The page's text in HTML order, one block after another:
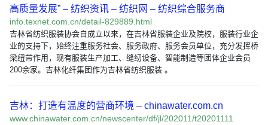
高质量发展” – 纺织资讯 – 纺织网 – 纺织综合服务商
info.texnet.com.cn/detail-829889.html
吉林省纺织服装协会自成立以来，在吉林省服装企业及院校，服装行业企
业的支持下，始终注重服务社会、服务政府、服务会员单位，充分发挥桥
梁纽带作用，现有服装生产加工、缝纫设备、智能制造等团体企业会员
200余家。吉林化纤集团作为吉林省纺织服装 。
吉林：打造有温度的营商环境 – chinawater.com.cn
www.chinawater.com.cn/newscenter/df/jl/202011/t20201111